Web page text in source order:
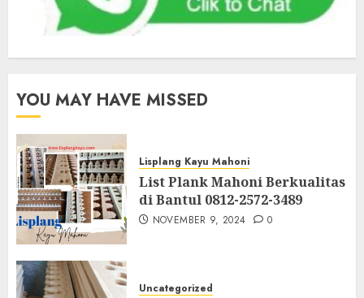
YOU MAY HAVE MISSED
Lisplang Kayu Mahoni
List Plank Mahoni Berkualitas
di Bantul 0812-2572-3489
NOVEMBER 9, 2024 0
Uncategorized